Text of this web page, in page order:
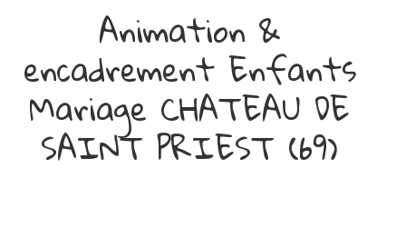
Animation &
encadrement Enfants
Mariage CHATEAU DE
SAINT PRIEST (69)